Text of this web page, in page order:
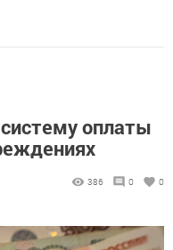
оплаты
386 0 0